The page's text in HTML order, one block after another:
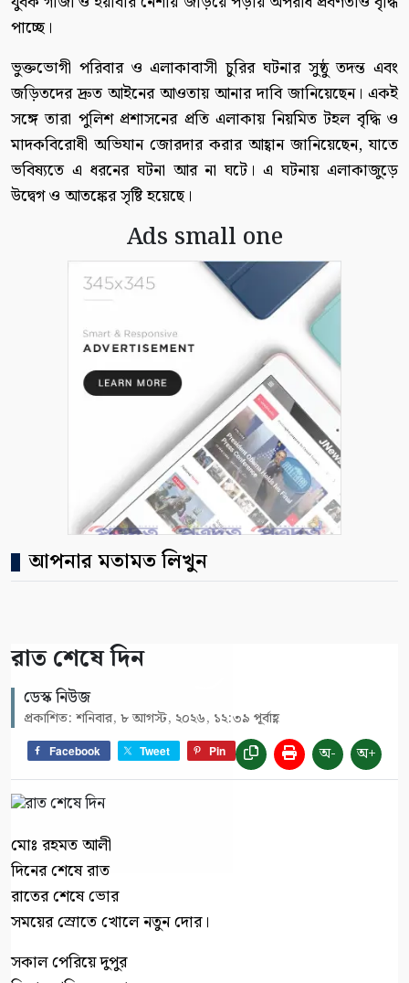
পাচ্ছে।
ভুক্তভোগী পরিবার ও এলাকাবাসী চুরির ঘটনার সুষ্ঠু তদন্ত এবং
জড়িতদের দ্রুত আইনের আওতায় আনার দাবি জানিয়েছেন। একই
সঙ্গে তারা পুলিশ প্রশাসনের প্রতি এলাকায় নিয়মিত টহল বৃদ্ধি ও
মাদকবিরোধী অভিযান জোরদার করার আহ্বান জানিয়েছেন, যাতে
ভবিষ্যতে এ ধরনের ঘটনা আর না ঘটে। এ ঘটনায় এলাকাজুড়ে
উদ্বেগ ও আতঙ্কের সৃষ্টি হয়েছে।
Ads small one
আপনার মতামত লিখুন
রাত শেষে দিন
ডেস্ক নিউজ
প্রকাশিত: শনিবার, ৮ আগস্ট, ২০২৬, ১২:৩৯ পূর্বাহ্ণ
Facebook Tweet Pin অ- অ+
মোঃ রহমত আলী
দিনের শেষে রাত
রাতের শেষে ভোর
সময়ের স্রোতে খোলে নতুন দোর।
সকাল পেরিয়ে দুপুর